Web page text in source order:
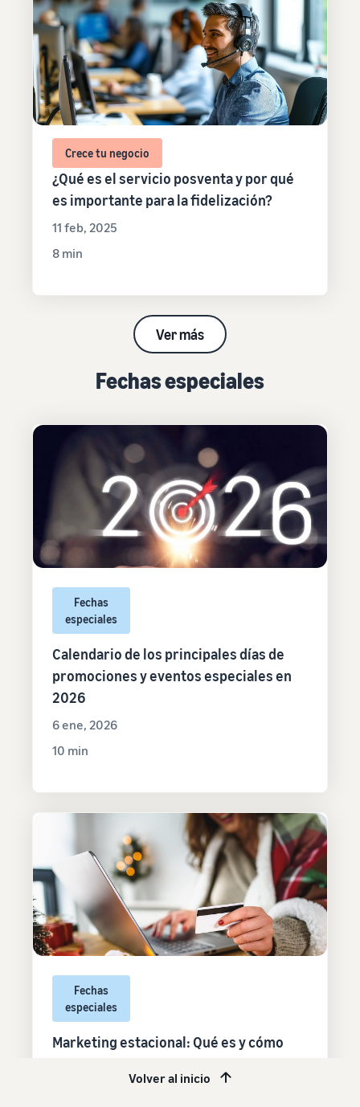
Crece tu negocio
¿Qué es el servicio posventa y por qué
es importante para la fidelización?
11 feb, 2025
8 min
Ver más
Fechas especiales
Fechas
especiales
Calendario de los principales días de
promociones y eventos especiales en
2026
6 ene, 2026
10 min
Fechas
especiales
Marketing estacional: Qué es y cómo
Volver al inicio